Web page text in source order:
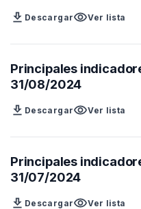
download DescargarvisibilityVer lista
Principales
31/08/2024
download DescargarvisibilityVer lista
Principales
31/07/2024
download DescargarvisibilityVer lista